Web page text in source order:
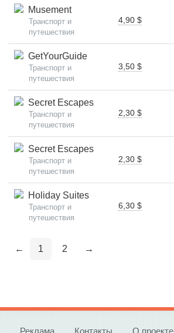
Musement
Транспорт и
путешествия
4,90 $
GetYourGuide
Транспорт и
путешествия
3,50 $
Secret Escapes
Транспорт и
путешествия
2,30 $
Secret Escapes
Транспорт и
путешествия
2,30 $
Holiday Suites
Транспорт и
путешествия
6,30 $
← 1 2 →